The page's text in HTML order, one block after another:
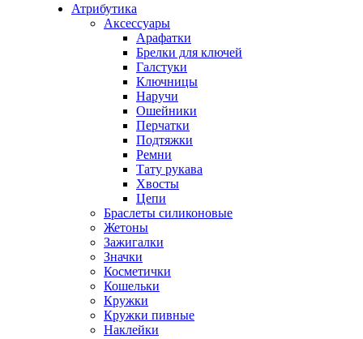
Атрибутика
Аксессуары
Арафатки
Брелки для ключей
Галстуки
Ключницы
Наручи
Ошейники
Перчатки
Подтяжки
Ремни
Тату рукава
Хвосты
Цепи
Браслеты силиконовые
Жетоны
Зажигалки
Значки
Косметички
Кошельки
Кружки
Кружки пивные
Наклейки